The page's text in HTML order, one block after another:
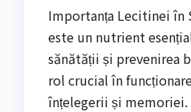
Importanța Lecitinei în
este un nutrient
sănătății și prevenirea
rol crucial în
înțelegerii și memoriei.